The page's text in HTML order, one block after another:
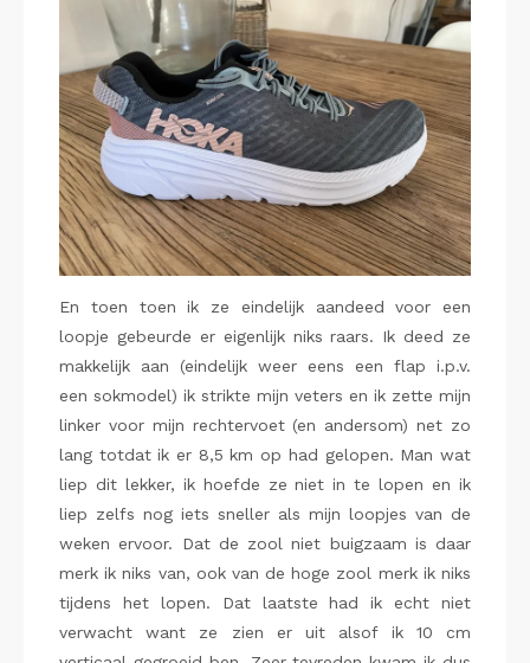
En toen toen ik ze eindelijk aandeed voor een
loopje gebeurde er eigenlijk niks raars. Ik deed ze
makkelijk aan (eindelijk weer eens een flap i.p.v.
een sokmodel) ik strikte mijn veters en ik zette mijn
linker voor mijn rechtervoet (en andersom) net zo
lang totdat ik er 8,5 km op had gelopen. Man wat
liep dit lekker, ik hoefde ze niet in te lopen en ik
liep zelfs nog iets sneller als mijn loopjes van de
weken ervoor. Dat de zool niet buigzaam is daar
merk ik niks van, ook van de hoge zool merk ik niks
tijdens het lopen. Dat laatste had ik echt niet
verwacht want ze zien er uit alsof ik 10 cm